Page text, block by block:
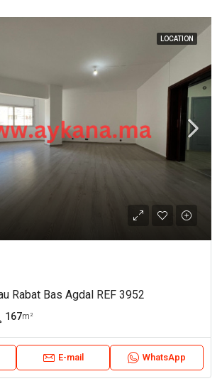
LOCATION
Rabat Bas Agdal REF 3952
167m²
E-mail WhatsApp